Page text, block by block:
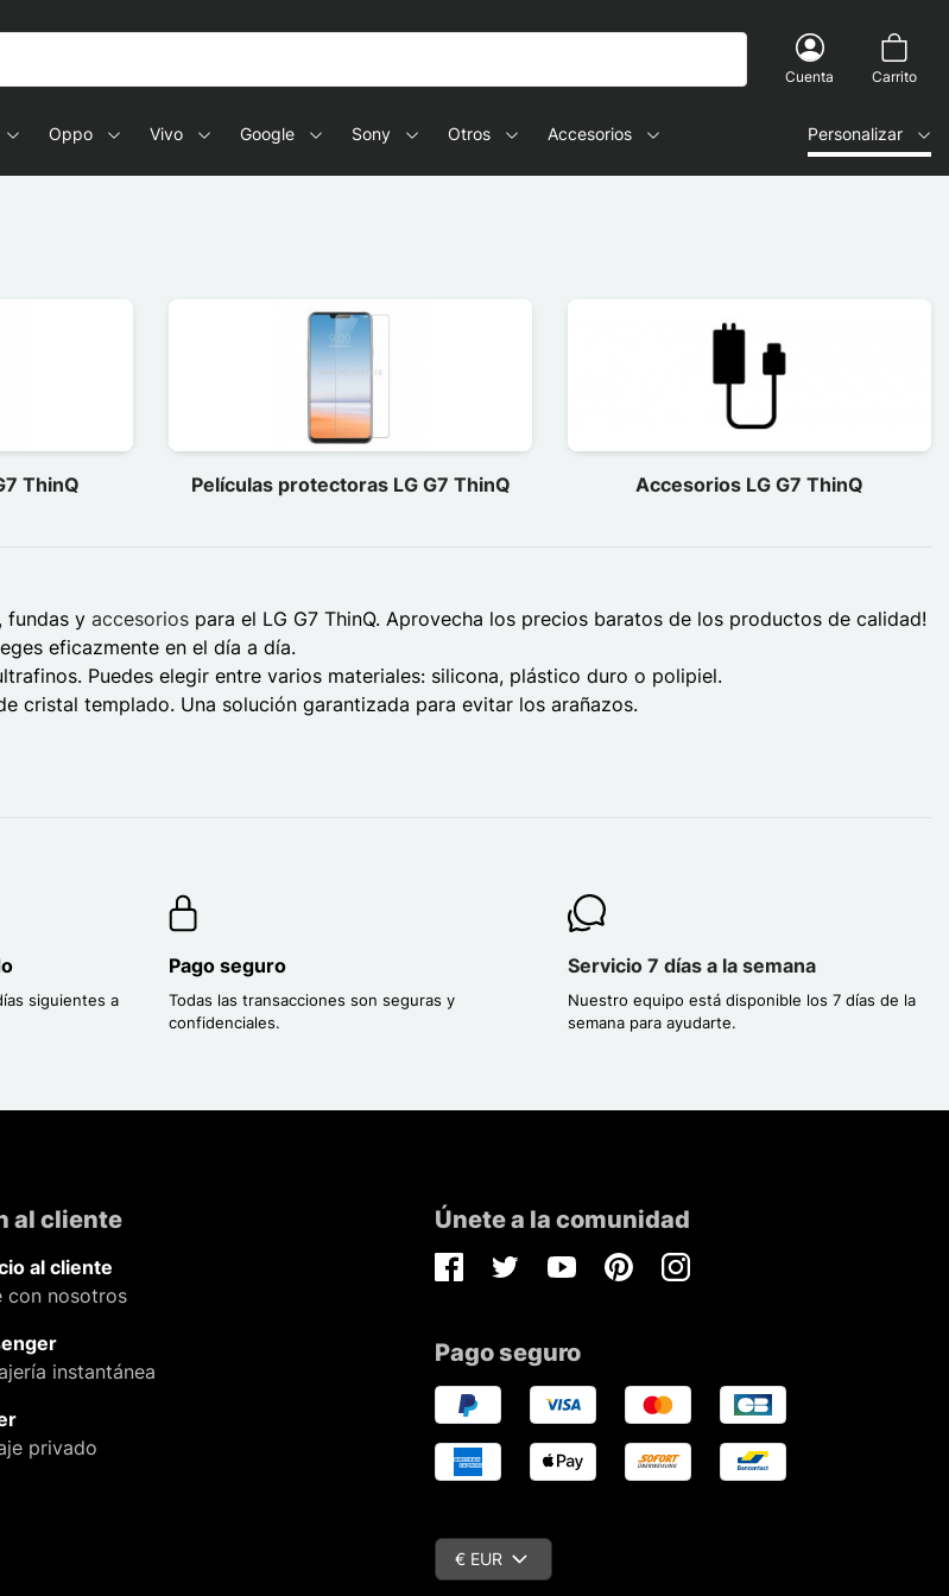
Cuenta Carrito
Oppo Vivo Google Sony Otros Accesorios Personalizar
ThinQ Películas protectoras LG G7 ThinQ Accesorios LG G7 ThinQ
, fundas y accesorios para el LG G7 ThinQ. Aprovecha los precios baratos de los productos de calidad!
eficazmente en el día a día.
Puedes elegir entre varios materiales: silicona, plástico duro o polipiel.
cristal templado. Una solución garantizada para evitar los arañazos.
siguientes a
Pago seguro
Todas las transacciones son seguras y
confidenciales.
Servicio 7 días a la semana
Nuestro equipo está disponible los 7 días de la
semana para ayudarte.
al cliente
al cliente
con nosotros
instantánea
privado
Únete a la comunidad
FacebookTwitterYoutubePinterestInstagram
Pago seguro
€ EUR